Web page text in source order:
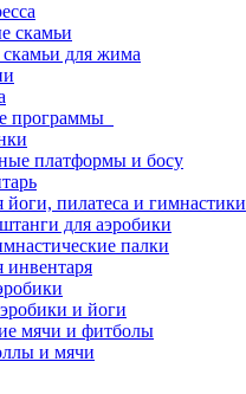
скамьи
для жима
программы
платформы и босу
йоги, пилатеса и гимнастики
для аэробики
палки
инвентаря
и йоги
мячи и фитболы
и мячи